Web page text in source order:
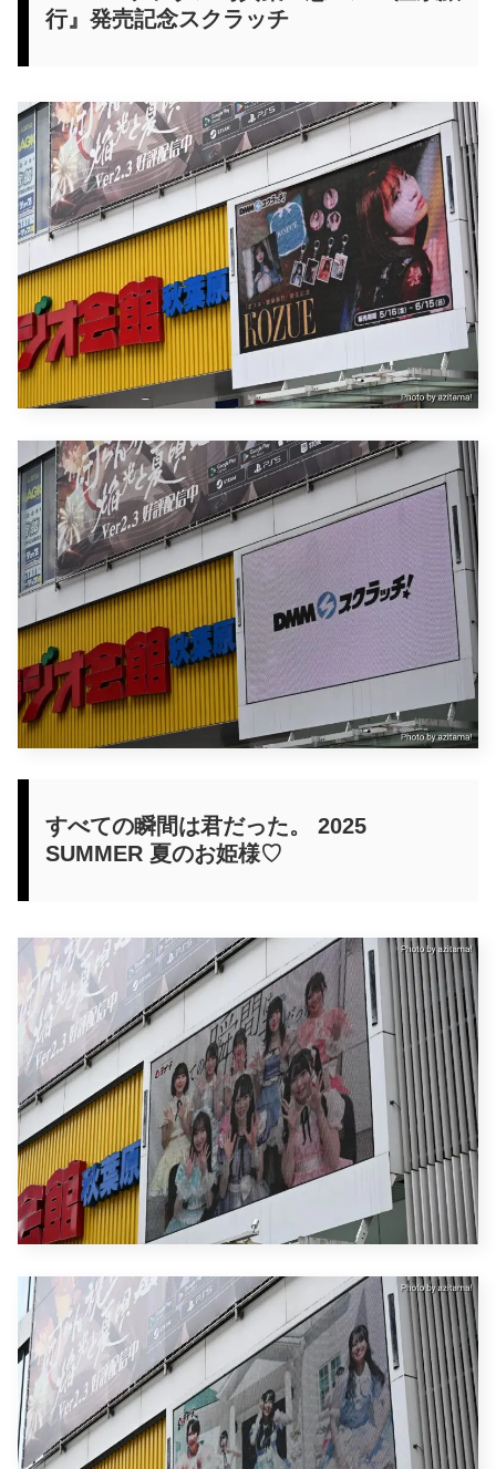
行』発売記念スクラッチ
すべての瞬間は君だった。 2025
SUMMER 夏のお姫様♡